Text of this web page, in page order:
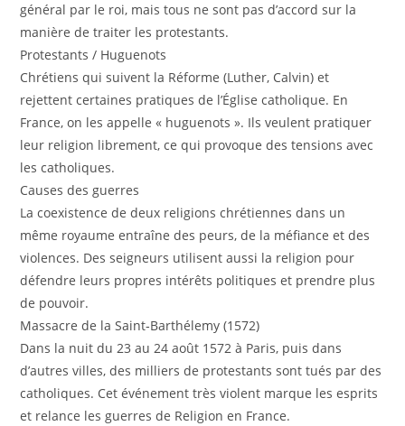
général par le roi, mais tous ne sont pas d’accord sur la
manière de traiter les protestants.
Protestants / Huguenots
Chrétiens qui suivent la Réforme (Luther, Calvin) et
rejettent certaines pratiques de l’Église catholique. En
France, on les appelle « huguenots ». Ils veulent pratiquer
leur religion librement, ce qui provoque des tensions avec
les catholiques.
Causes des guerres
La coexistence de deux religions chrétiennes dans un
même royaume entraîne des peurs, de la méfiance et des
violences. Des seigneurs utilisent aussi la religion pour
défendre leurs propres intérêts politiques et prendre plus
de pouvoir.
Massacre de la Saint‑Barthélemy (1572)
Dans la nuit du 23 au 24 août 1572 à Paris, puis dans
d’autres villes, des milliers de protestants sont tués par des
catholiques. Cet événement très violent marque les esprits
et relance les guerres de Religion en France.